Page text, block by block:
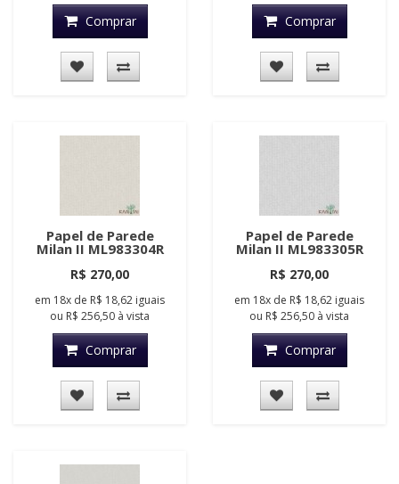
Comprar Comprar
Papel de Parede
Milan II ML983304R
R$ 270,00
em 18x de R$ 18,62 iguais
ou R$ 256,50 à vista
Comprar
Papel de Parede
Milan II ML983305R
R$ 270,00
em 18x de R$ 18,62 iguais
ou R$ 256,50 à vista
Comprar